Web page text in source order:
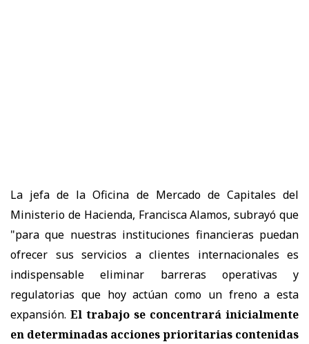
La jefa de la Oficina de Mercado de Capitales del
Ministerio de Hacienda, Francisca Alamos, subrayó que
"para que nuestras instituciones financieras puedan
ofrecer sus servicios a clientes internacionales es
indispensable eliminar barreras operativas y
regulatorias que hoy actúan como un freno a esta
expansión. El trabajo se concentrará inicialmente
en determinadas acciones prioritarias contenidas